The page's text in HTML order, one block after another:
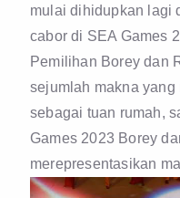
mulai dihidupkan lagi
cabor di SEA Games
Pemilihan Borey dan
sejumlah makna
sebagai tuan rumah,
Games 2023 Borey
merepresentasikan